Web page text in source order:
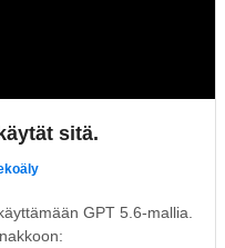
sitä.
GPT 5.6-mallia.